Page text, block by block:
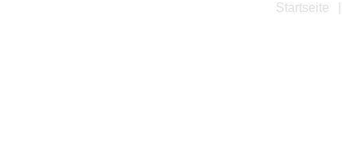
Startseite